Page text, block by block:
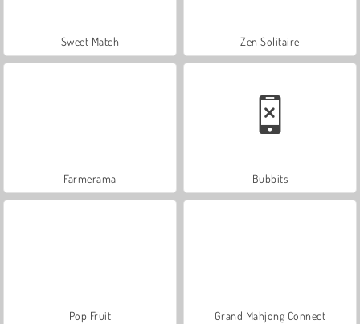
Sweet Match Zen Solitaire
Farmerama Bubbits
Pop Fruit Grand Mahjong Connect